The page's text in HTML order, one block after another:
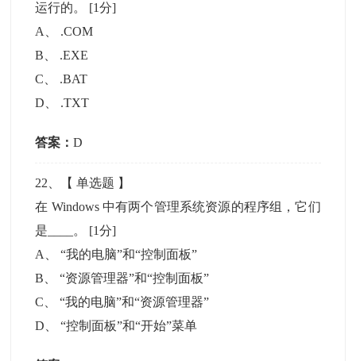
运行的。 [1分]
A
.COM
B
.EXE
C
.BAT
D
.TXT
答案：D
22 、【单选题 】
在 Windows 中有两个管理系统资源的程序组，它们
是____。 [1分]
A
、“我的电脑”和“控制面板”
B 、“资源管理器”和“控制面板”
C 、“我的电脑”和“资源管理器”
D 、“控制面板”和“开始”菜单